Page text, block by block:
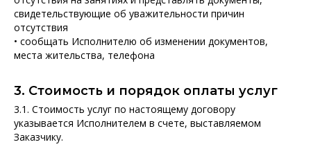
свидетельствующие об уважительности причин
отсутствия
• сообщать Исполнителю об изменении документов,
места жительства, телефона
3. Стоимость и порядок оплаты услуг
3.1. Стоимость услуг по настоящему договору
указывается Исполнителем в счете, выставляемом
Заказчику.